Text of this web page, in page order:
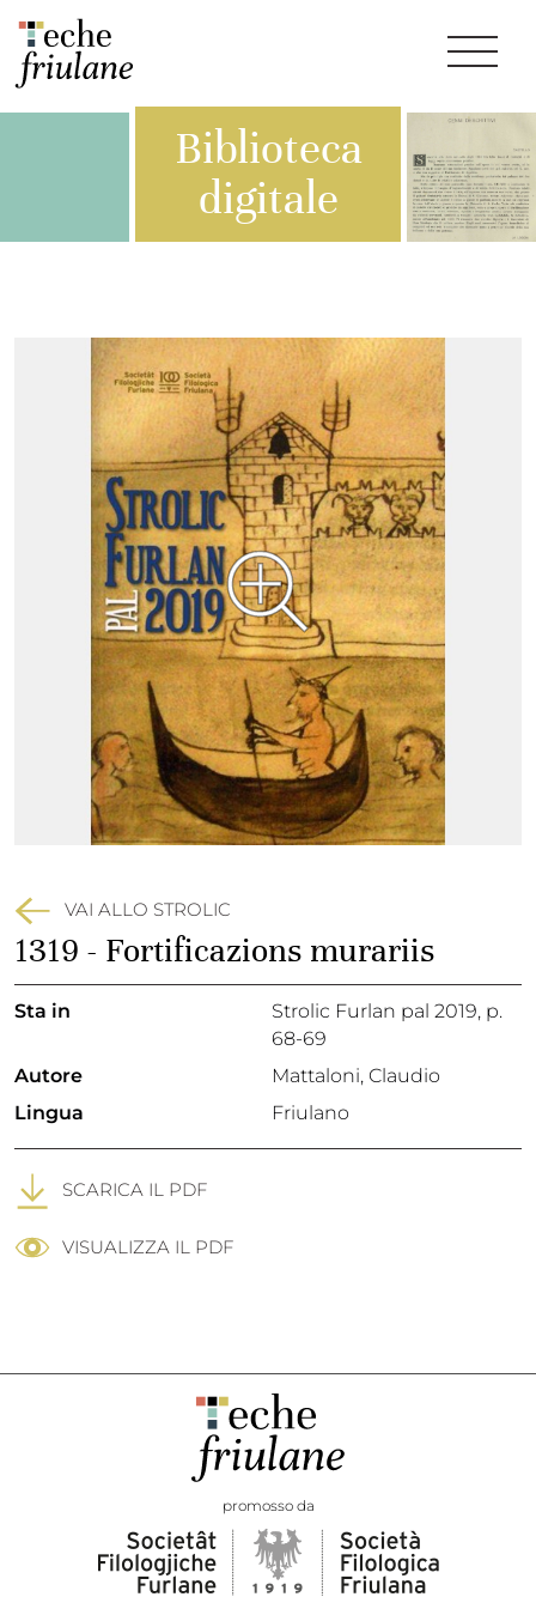
Biblioteca
digitale
VAI ALLO STROLIC
1319 - Fortificazions murariis
Sta in Strolic Furlan pal 2019, p.
68-69
Autore
Mattaloni, Claudio
Lingua
Friulano
SCARICA IL PDF
VISUALIZZA IL PDF
promosso da